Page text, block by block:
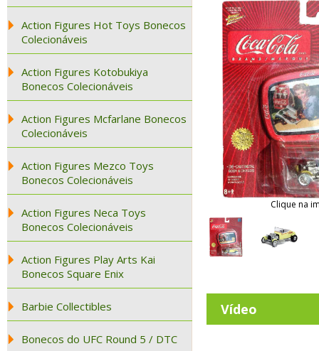
Action Figures Hot Toys Bonecos
Colecionáveis
Action Figures Kotobukiya
Bonecos Colecionáveis
Action Figures Mcfarlane Bonecos
Colecionáveis
Action Figures Mezco Toys
Bonecos Colecionáveis
Action Figures Neca Toys
Bonecos Colecionáveis
Action Figures Play Arts Kai
Bonecos Square Enix
Barbie Collectibles
Bonecos do UFC Round 5 / DTC
Clique na
Vídeo